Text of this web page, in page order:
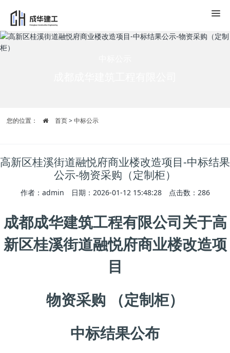
您的位置： 首页>中标公示
高新区桂溪街道融悦府商业楼改造项目-中标结果
公示-物资采购（定制柜）
作者：admin 日期：2026-01-12 15:48:28 点击数： 286
成都成华建筑工程有限公司关于高
新区桂溪街道融悦府商业楼改造项
目
物资采购 （定制柜）
中标结果公布